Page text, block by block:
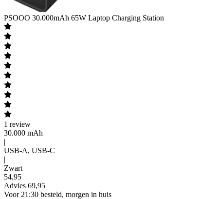
PSOOO 30.000mAh 65W Laptop Charging Station
1 review
30.000 mAh
|
USB-A, USB-C
|
Zwart
54,95
Advies 69,95
Voor 21:30 besteld, morgen in huis